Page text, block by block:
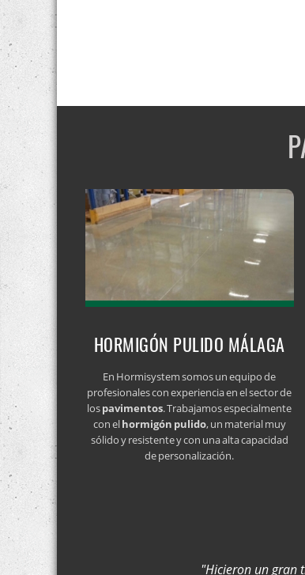
HORMIGÓN PULIDO MÁLAGA
En Hormisystem somos un equipo de
profesionales con experiencia en el sector de
lospavimentos. Trabajamos especialmente
con elhormigón pulido, un material muy
sólido y resistente y con una alta capacidad
de personalización.
"Hicieron un gran